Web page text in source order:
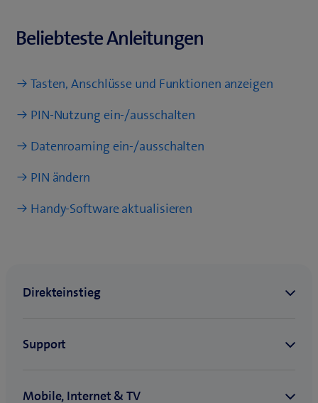
Beliebteste Anleitungen
Tasten, Anschlüsse und Funktionen anzeigen
PIN-Nutzung ein-/ausschalten
Datenroaming ein-/ausschalten
PIN ändern
Handy-Software aktualisieren